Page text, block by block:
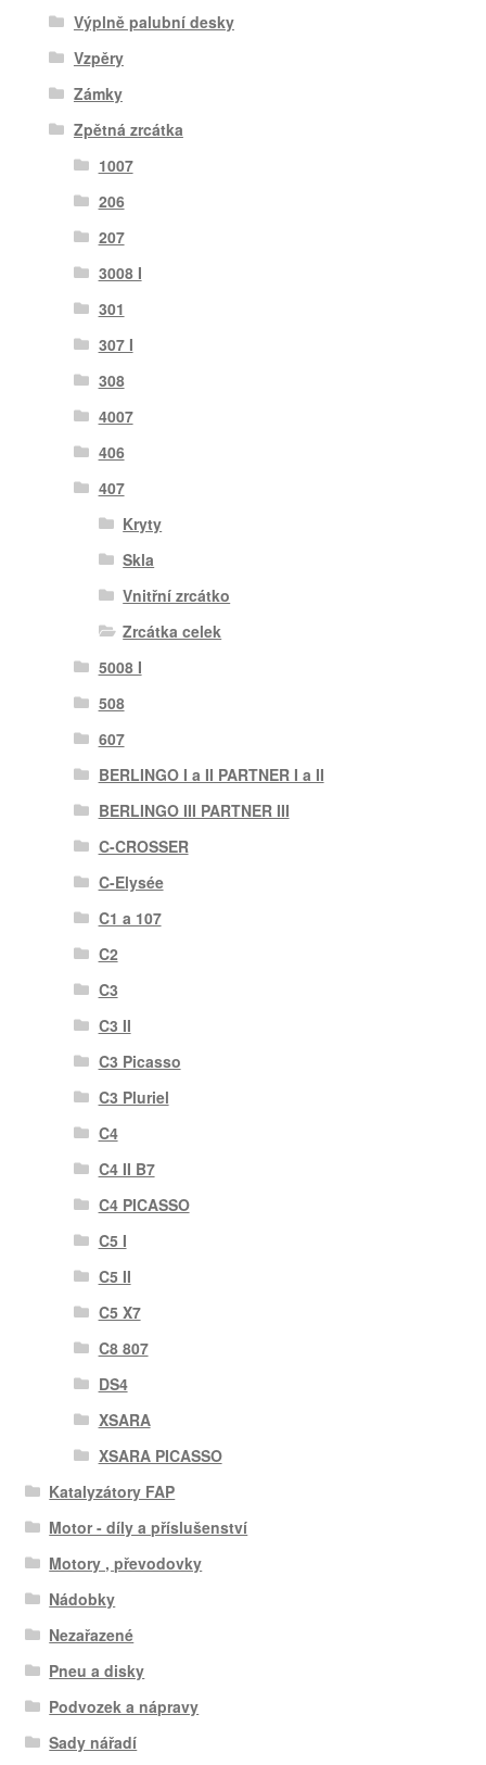
Výplně palubní desky
Vzpěry
Zámky
Zpětná zrcátka
1007
206
207
3008 I
301
307 I
308
4007
406
407
Kryty
Skla
Vnitřní zrcátko
Zrcátka celek
5008 I
508
607
BERLINGO I a II PARTNER I a II
BERLINGO III PARTNER III
C-CROSSER
C-Elysée
C1 a 107
C2
C3
C3 II
C3 Picasso
C3 Pluriel
C4
C4 II B7
C4 PICASSO
C5 I
C5 II
C5 X7
C8 807
DS4
XSARA
XSARA PICASSO
Katalyzátory FAP
Motor - díly a příslušenství
Motory , převodovky
Nádobky
Nezařazené
Pneu a disky
Podvozek a nápravy
Sady nářadí